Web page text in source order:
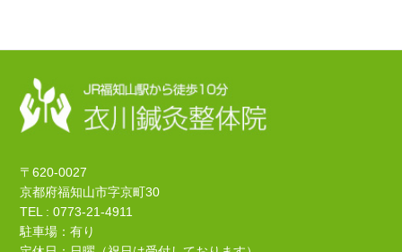
〒620-0027
京都府福知山市字京町30
TEL : 0773-21-4911
駐車場：有り